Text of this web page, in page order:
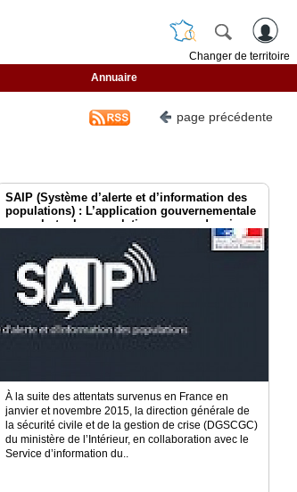
Changer de territoire
Annuaire
page précédente
SAIP (Système d’alerte et d’information des
populations) : L’application gouvernementale
pour alerter les populations en cas de crise
À la suite des attentats survenus en France en
janvier et novembre 2015, la direction générale de
la sécurité civile et de la gestion de crise (DGSCGC)
du ministère de l’Intérieur, en collaboration avec le
Service d’information du..